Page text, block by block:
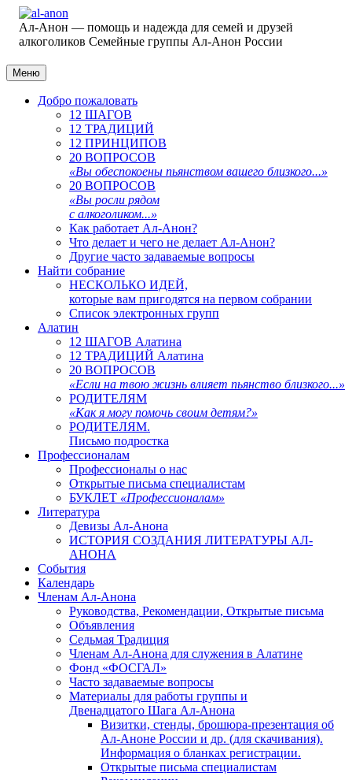
Ал-Анон — помощь и надежда для семей и друзей
алкоголиков Семейные группы Ал-Анон России
Меню
Добро пожаловать
12 ШАГОВ
12 ТРАДИЦИЙ
12 ПРИНЦИПОВ
20 ВОПРОСОВ
«Вы обеспокоены пьянством вашего близкого...»
20 ВОПРОСОВ
«Вы росли рядом
с алкоголиком...»
Как работает Ал-Анон?
Что делает и чего не делает Ал-Анон?
Другие часто задаваемые вопросы
Найти собрание
НЕСКОЛЬКО ИДЕЙ,
которые вам пригодятся на первом собрании
Список электронных групп
Алатин
12 ШАГОВ Алатина
12 ТРАДИЦИЙ Алатина
20 ВОПРОСОВ
«Если на твою жизнь влияет пьянство близкого...»
РОДИТЕЛЯМ
«Как я могу помочь своим детям?»
РОДИТЕЛЯМ.
Письмо подростка
Профессионалам
Профессионалы о нас
Открытые письма специалистам
БУКЛЕТ «Профессионалам»
Литература
Девизы Ал-Анона
ИСТОРИЯ СОЗДАНИЯ ЛИТЕРАТУРЫ АЛ-
АНОНА
События
Календарь
Членам Ал-Анона
Руководства, Рекомендации, Открытые письма
Объявления
Седьмая Традиция
Членам Ал-Анона для служения в Алатине
Фонд «ФОСГАЛ»
Часто задаваемые вопросы
Материалы для работы группы и
Двенадцатого Шага Ал-Анона
Визитки, стенды, брошюра-презентация об
Ал-Аноне России и др. (для скачивания).
Информация о бланках регистрации.
Открытые письма специалистам